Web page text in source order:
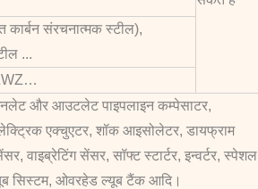
कार्बन संरचनात्मक स्टील),
...
और आउटलेट पाइपलाइन कम्पेसाटर,
एक्चुएटर, शॉक आइसोलेटर, डायफ्राम
वाइब्रेटिंग सेंसर, सॉफ्ट स्टार्टर, इन्वर्टर, स्पेशल
सिस्टम, ओवरहेड ल्यूब टैंक आदि।